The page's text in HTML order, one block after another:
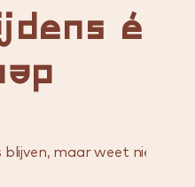
én
maar weet niet